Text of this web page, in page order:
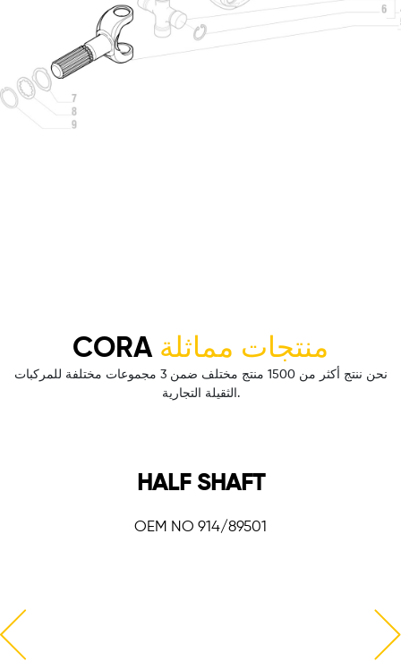
CORA منتجات مماثلة
نحن ننتج أكثر من 1500 منتج مختلف ضمن 3 مجموعات مختلفة للمركبات
الثقيلة التجارية.
HALF SHAFT
OEM NO 914/89501